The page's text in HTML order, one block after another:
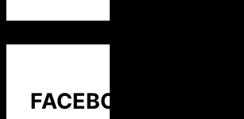
FACEBOOK